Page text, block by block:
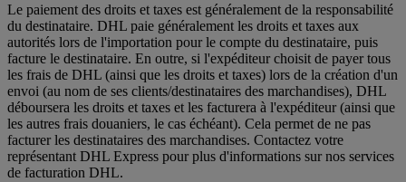
Le paiement des droits et taxes est généralement de la responsabilité
du destinataire. DHL paie généralement les droits et taxes aux
autorités lors de l'importation pour le compte du destinataire, puis
facture le destinataire. En outre, si l'expéditeur choisit de payer tous
les frais de DHL (ainsi que les droits et taxes) lors de la création d'un
envoi (au nom de ses clients/destinataires des marchandises), DHL
déboursera les droits et taxes et les facturera à l'expéditeur (ainsi que
les autres frais douaniers, le cas échéant). Cela permet de ne pas
facturer les destinataires des marchandises. Contactez votre
représentant DHL Express pour plus d'informations sur nos services
de facturation DHL.